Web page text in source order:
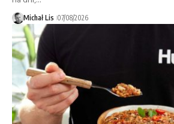
Michał Lis 07/08/2026